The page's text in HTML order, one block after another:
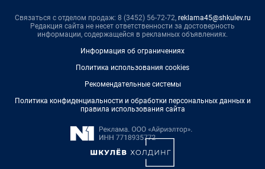
Связаться с отделом продаж: 8 (3452) 56-72-72, reklama45@shkulev.ru
Редакция сайта не несет ответственности за достоверность
информации, содержащейся в рекламных объявлениях.
Информация об ограничениях
Политика использования cookies
Рекомендательные системы
Политика конфиденциальности и обработки персональных данных и
правила использования сайта